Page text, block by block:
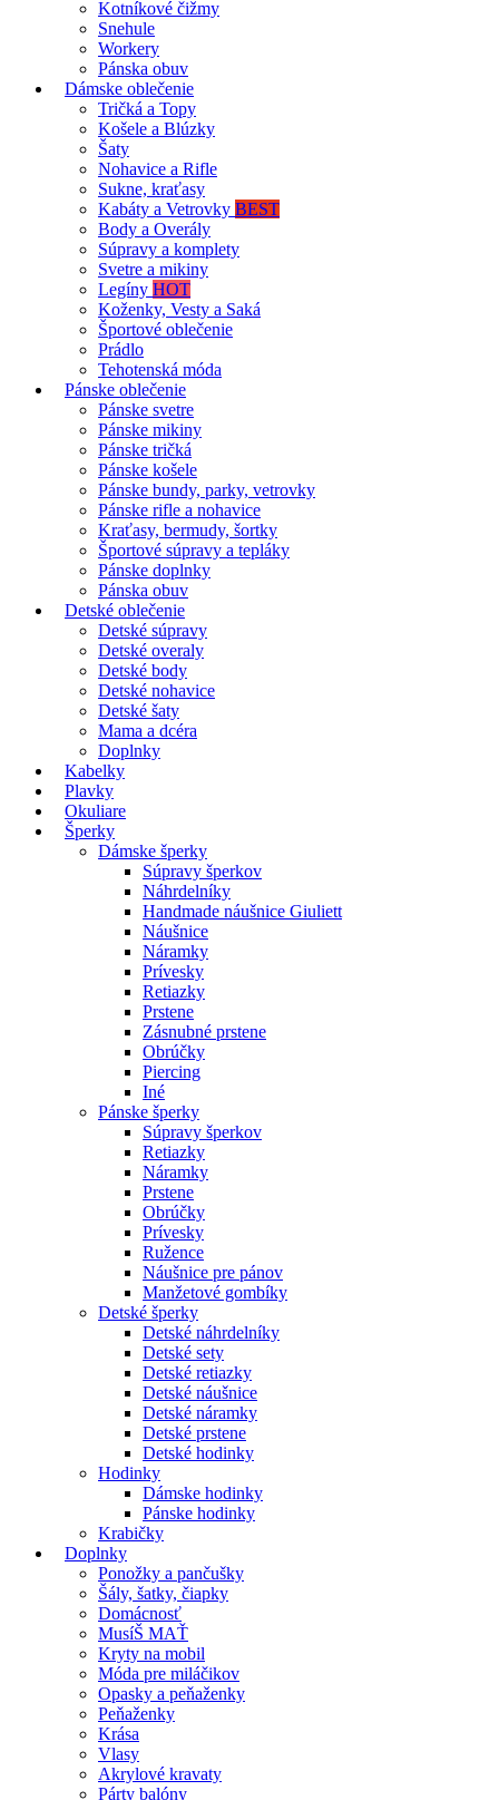
Kotníkové čižmy
Snehule
Workery
Pánska obuv
Dámske oblečenie
Tričká a Topy
Košele a Blúzky
Šaty
Nohavice a Rifle
Sukne, kraťasy
Kabáty a Vetrovky BEST
Body a Overály
Súpravy a komplety
Svetre a mikiny
Legíny HOT
Koženky, Vesty a Saká
Športové oblečenie
Prádlo
Tehotenská móda
Pánske oblečenie
Pánske svetre
Pánske mikiny
Pánske tričká
Pánske košele
Pánske bundy, parky, vetrovky
Pánske rifle a nohavice
Kraťasy, bermudy, šortky
Športové súpravy a tepláky
Pánske doplnky
Pánska obuv
Detské oblečenie
Detské súpravy
Detské overaly
Detské body
Detské nohavice
Detské šaty
Mama a dcéra
Doplnky
Kabelky
Plavky
Okuliare
Šperky
Dámske šperky
Súpravy šperkov
Náhrdelníky
Handmade náušnice Giuliett
Náušnice
Náramky
Prívesky
Retiazky
Prstene
Zásnubné prstene
Obrúčky
Piercing
Iné
Pánske šperky
Súpravy šperkov
Retiazky
Náramky
Prstene
Obrúčky
Prívesky
Ružence
Náušnice pre pánov
Manžetové gombíky
Detské šperky
Detské náhrdelníky
Detské sety
Detské retiazky
Detské náušnice
Detské náramky
Detské prstene
Detské hodinky
Hodinky
Dámske hodinky
Pánske hodinky
Krabičky
Doplnky
Ponožky a pančušky
Šály, šatky, čiapky
Domácnosť
MusíŠ MAŤ
Kryty na mobil
Móda pre miláčikov
Opasky a peňaženky
Peňaženky
Krása
Vlasy
Akrylové kravaty
Párty balóny